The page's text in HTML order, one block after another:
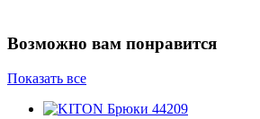
Возможно вам понравится
Показать все